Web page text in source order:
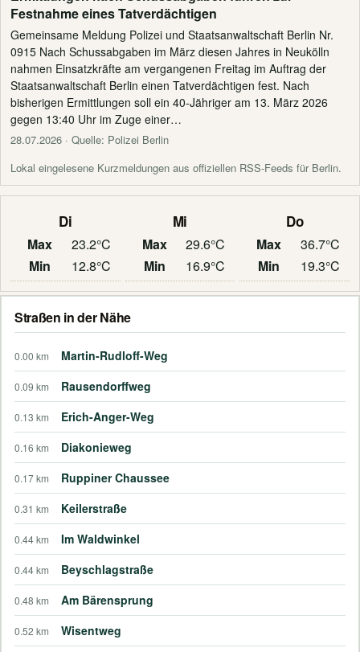
Festnahme eines Tatverdächtigen
Gemeinsame Meldung Polizei und Staatsanwaltschaft Berlin Nr.
0915 Nach Schussabgaben im März diesen Jahres in Neukölln
nahmen Einsatzkräfte am vergangenen Freitag im Auftrag der
Staatsanwaltschaft Berlin einen Tatverdächtigen fest. Nach
bisherigen Ermittlungen soll ein 40-Jähriger am 13. März 2026
gegen 13:40 Uhr im Zuge einer…
28.07.2026 · Quelle: Polizei Berlin
Lokal eingelesene Kurzmeldungen aus offiziellen RSS-Feeds für Berlin.
Di
Max
23.2°C
Min
12.8°C
Mi
Max
29.6°C
Min
16.9°C
Do
Max
36.7°C
Min
19.3°C
Straßen in der Nähe
0.00 km Martin-Rudloff-Weg
0.09 km Rausendorffweg
0.13 km Erich-Anger-Weg
0.16 km Diakonieweg
0.17 km Ruppiner Chaussee
0.31 km Keilerstraße
0.44 km Im Waldwinkel
0.44 km Beyschlagstraße
0.48 km Am Bärensprung
0.52 km Wisentweg